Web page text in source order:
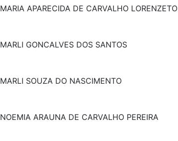
MARIA APARECIDA DE CARVALHO LORENZETO
MARLI GONCALVES DOS SANTOS
MARLI SOUZA DO NASCIMENTO
NOEMIA ARAUNA DE CARVALHO PEREIRA